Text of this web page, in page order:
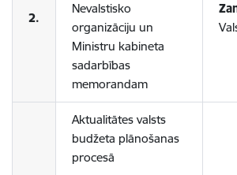
2.
Nevalstisko
organizāciju un
Ministru kabineta
sadarbības
memorandam
Aktualitātes valsts
budžeta plānošanas
procesā